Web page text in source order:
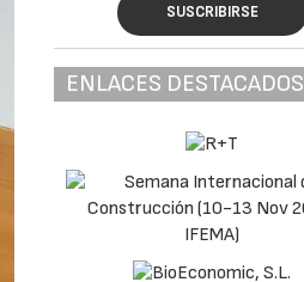
SUSCRIBIRSE
ENLACES DESTACADOS